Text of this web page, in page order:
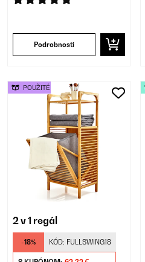
Podrobnosti
2 v 1 regál
-18% KÓD: FULLSWING18
POUŽITÉ